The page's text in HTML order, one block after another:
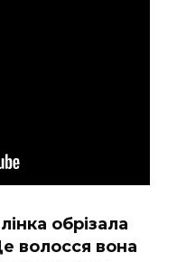
обрізала
волосся вона